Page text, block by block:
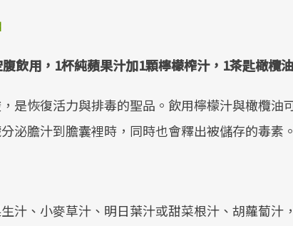
飲用， 1杯純蘋果汁加1顆檸檬榨汁， 1茶匙橄欖
是恢復活力與排毒的聖品。飲用檸檬汁與橄欖油
泌膽汁到膽囊裡時，同時也會釋出被儲存的毒素。
汁、小麥草汁、明日葉汁或甜菜根汁、胡蘿蔔汁